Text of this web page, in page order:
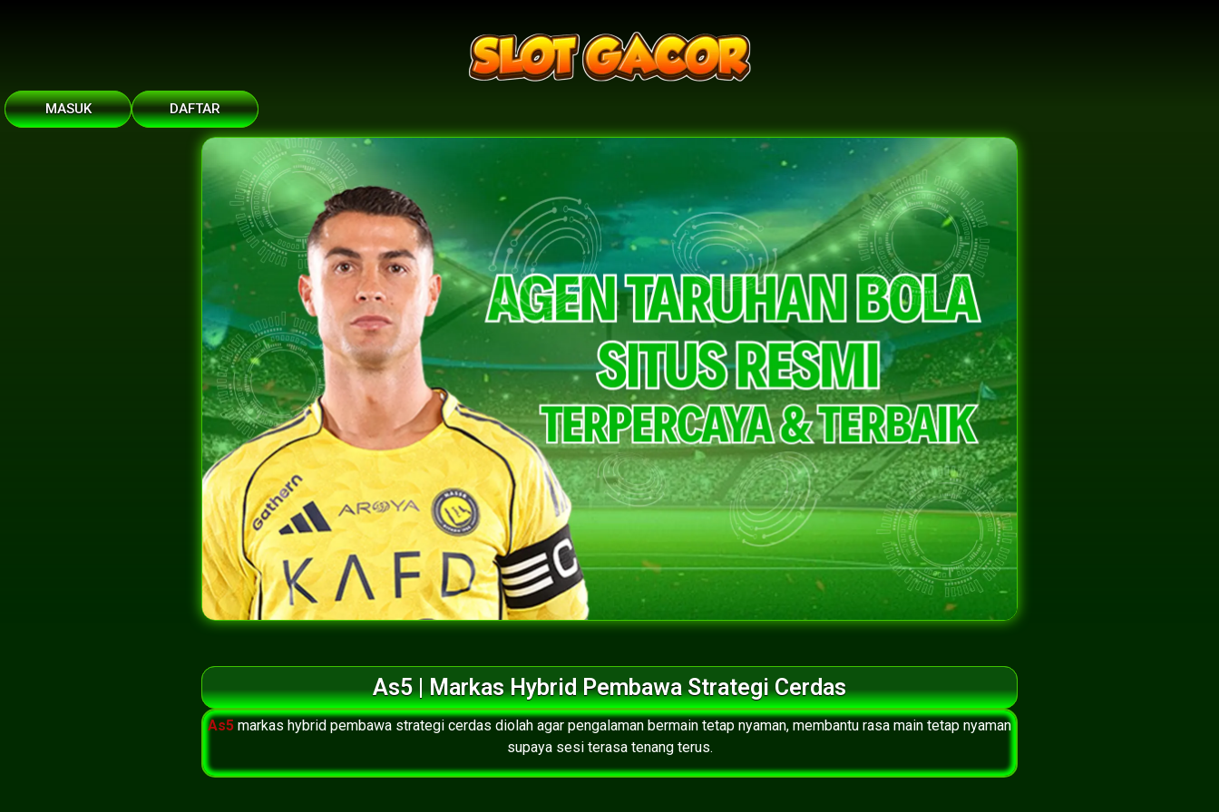
MASUK DAFTAR
As5 | Markas Hybrid Pembawa Strategi Cerdas
As5 markas hybrid pembawa strategi cerdas diolah agar pengalaman bermain tetap nyaman, membantu rasa main tetap nyaman
supaya sesi terasa tenang terus.